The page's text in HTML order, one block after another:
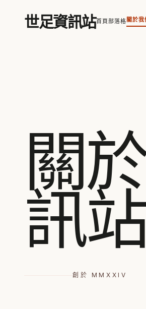
世足資訊站首頁部落格 關於我
關
訊
創於 MMXXIV